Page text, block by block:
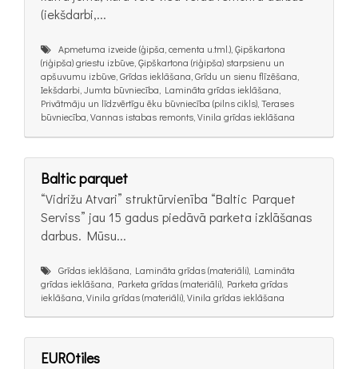
(iekšdarbi,...
Apmetuma izveide (ģipša, cementa u.tml.), Ģipškartona
(riģipša) griestu izbūve, Ģipškartona (riģipša) starpsienu un
apšuvumu izbūve, Grīdas ieklāšana, Grīdu un sienu flīzēšana,
Iekšdarbi, Jumta būvniecība, Lamināta grīdas ieklāšana,
Privātmāju un līdzvērtīgu ēku būvniecība (pilns cikls), Terases
būvniecība, Vannas istabas remonts, Vinila grīdas ieklāšana
Baltic parquet
“Vidrižu Atvari” struktūrvienība “Baltic Parquet
Serviss” jau 15 gadus piedāvā parketa izklāšanas
darbus. Mūsu...
Grīdas ieklāšana, Lamināta grīdas (materiāli), Lamināta
grīdas ieklāšana, Parketa grīdas (materiāli), Parketa grīdas
ieklāšana, Vinila grīdas (materiāli), Vinila grīdas ieklāšana
EUROtiles